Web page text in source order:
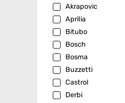
Akrapovic
Aprilia
Bitubo
Bosch
Bosma
Buzzetti
Castrol
Derbi